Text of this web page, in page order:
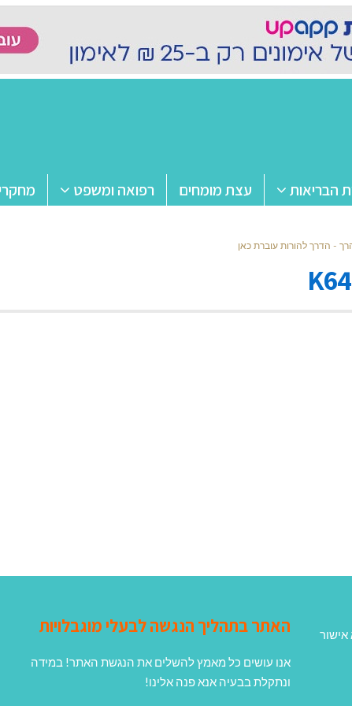
הבריאות עצת מומחים רפואה ומשפט
- הדרך להורות עוברת כאן
האתר בתהליך הנגשה לבעלי מוגבלויות
אנו עושים כל מאמץ להשלים את הנגשת האתר! במידה
ונתקלת בבעיה אנא פנה אלינו!